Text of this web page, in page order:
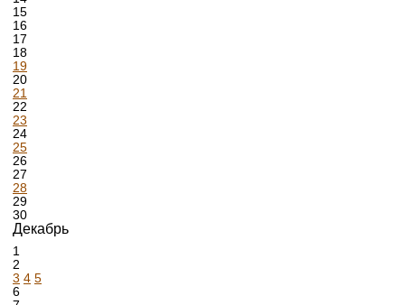
15
16
17
18
19
20
21
22
23
24
25
26
27
28
29
30
Декабрь
1
2
3 4 5
6